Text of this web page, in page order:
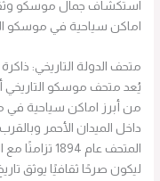
استكشاف جمال موسكو
اماكن سياحية في موسكو
متحف الدولة التاريخي:
يُعد متحف موسكو التاريخي
من أبرز اماكن سياحية
داخل الميدان الأحمر
المتحف عام
ليكون صرحًا ثقافيًا يوثق